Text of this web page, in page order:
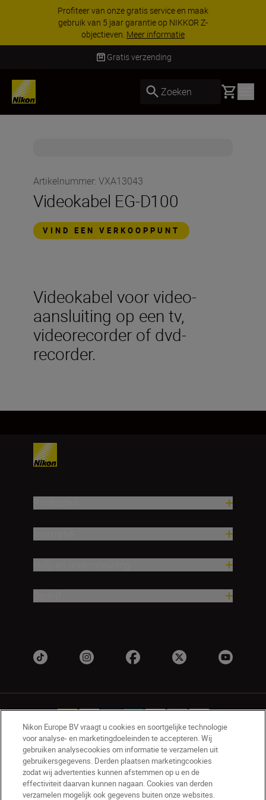
Profiteer van onze gratis service en maak
gebruik van 5 jaar garantie op NIKKOR Z-
objectieven. Meer informatie
Gratis verzending
Zoeken Basket
Artikelnummer: VXA13043
Videokabel EG-D100
VIND EEN VERKOOPPUNT
Videokabel voor video-
aansluiting op een tv,
videorecorder of dvd-
recorder.
NL Nikon Sites
Contact opnemen
Privacyverklaring
Gebruiksvoorwaarden
Nikon Europe BV vraagt u cookies en soortgelijke technologie
voor analyse- en marketingdoeleinden te accepteren. Wij
gebruiken analysecookies om informatie te verzamelen uit
gebruikersgegevens. Derden plaatsen marketingcookies
zodat wij advertenties kunnen afstemmen op u en de
effectiviteit daarvan kunnen nagaan. Cookies van derden
verzamelen mogelijk ook gegevens buiten onze websites.